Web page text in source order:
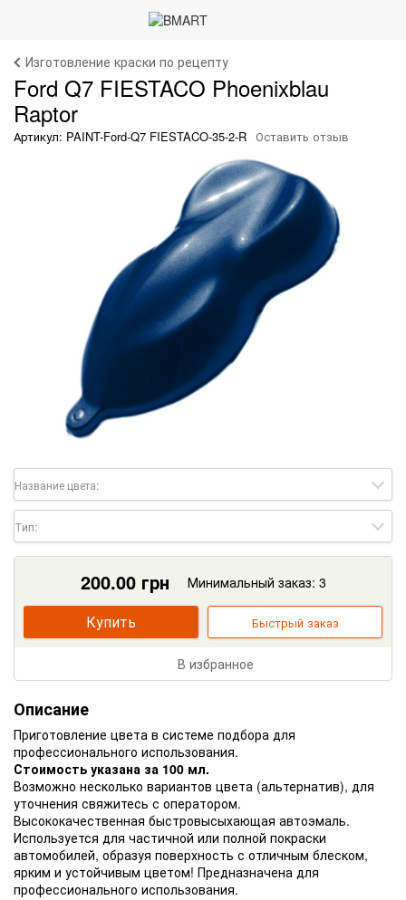
Изготовление краски по рецепту
Ford Q7 FIESTACO Phoenixblau
Raptor
Артикул: PAINT-Ford-Q7 FIESTACO-35-2-R Оставить отзыв
Название цвета:
Тип:
200.00грн Минимальный заказ: 3
Купить Быстрый заказ
В избранное
Описание
Приготовление цвета в системе подбора для
профессионального использования.
Стоимость указана за 100 мл.
Возможно несколько вариантов цвета (альтернатив), для
уточнения свяжитесь с оператором.
Высококачественная быстровысыхающая автоэмаль.
Используется для частичной или полной покраски
автомобилей, образуя поверхность с отличным блеском,
ярким и устойчивым цветом! Предназначена для
профессионального использования.